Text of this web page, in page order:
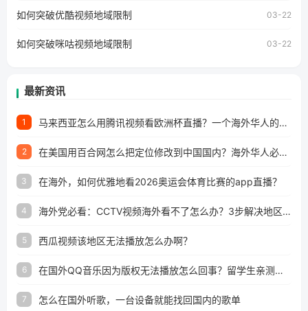
工作、留学、定居等，都可以使用，不再因地区和版权限制
所困扰。
如何突破优酷视频地域限制 03-22
如何突破咪咕视频地域限制 03-22
最新资讯
1 马来西亚怎么用腾讯视频看欧洲杯直播？一个海外华人的真实困扰与破解
2 在美国用百合网怎么把定位修改到中国国内？海外华人必备的回国加速指南
3 在海外，如何优雅地看2026奥运会体育比赛的app直播？
4 海外党必看：CCTV视频海外看不了怎么办？3步解决地区限制+追剧自由
5 西瓜视频该地区无法播放怎么办啊？
6 在国外QQ音乐因为版权无法播放怎么回事？留学生亲测有效的解决办法
7 怎么在国外听歌，一台设备就能找回国内的歌单